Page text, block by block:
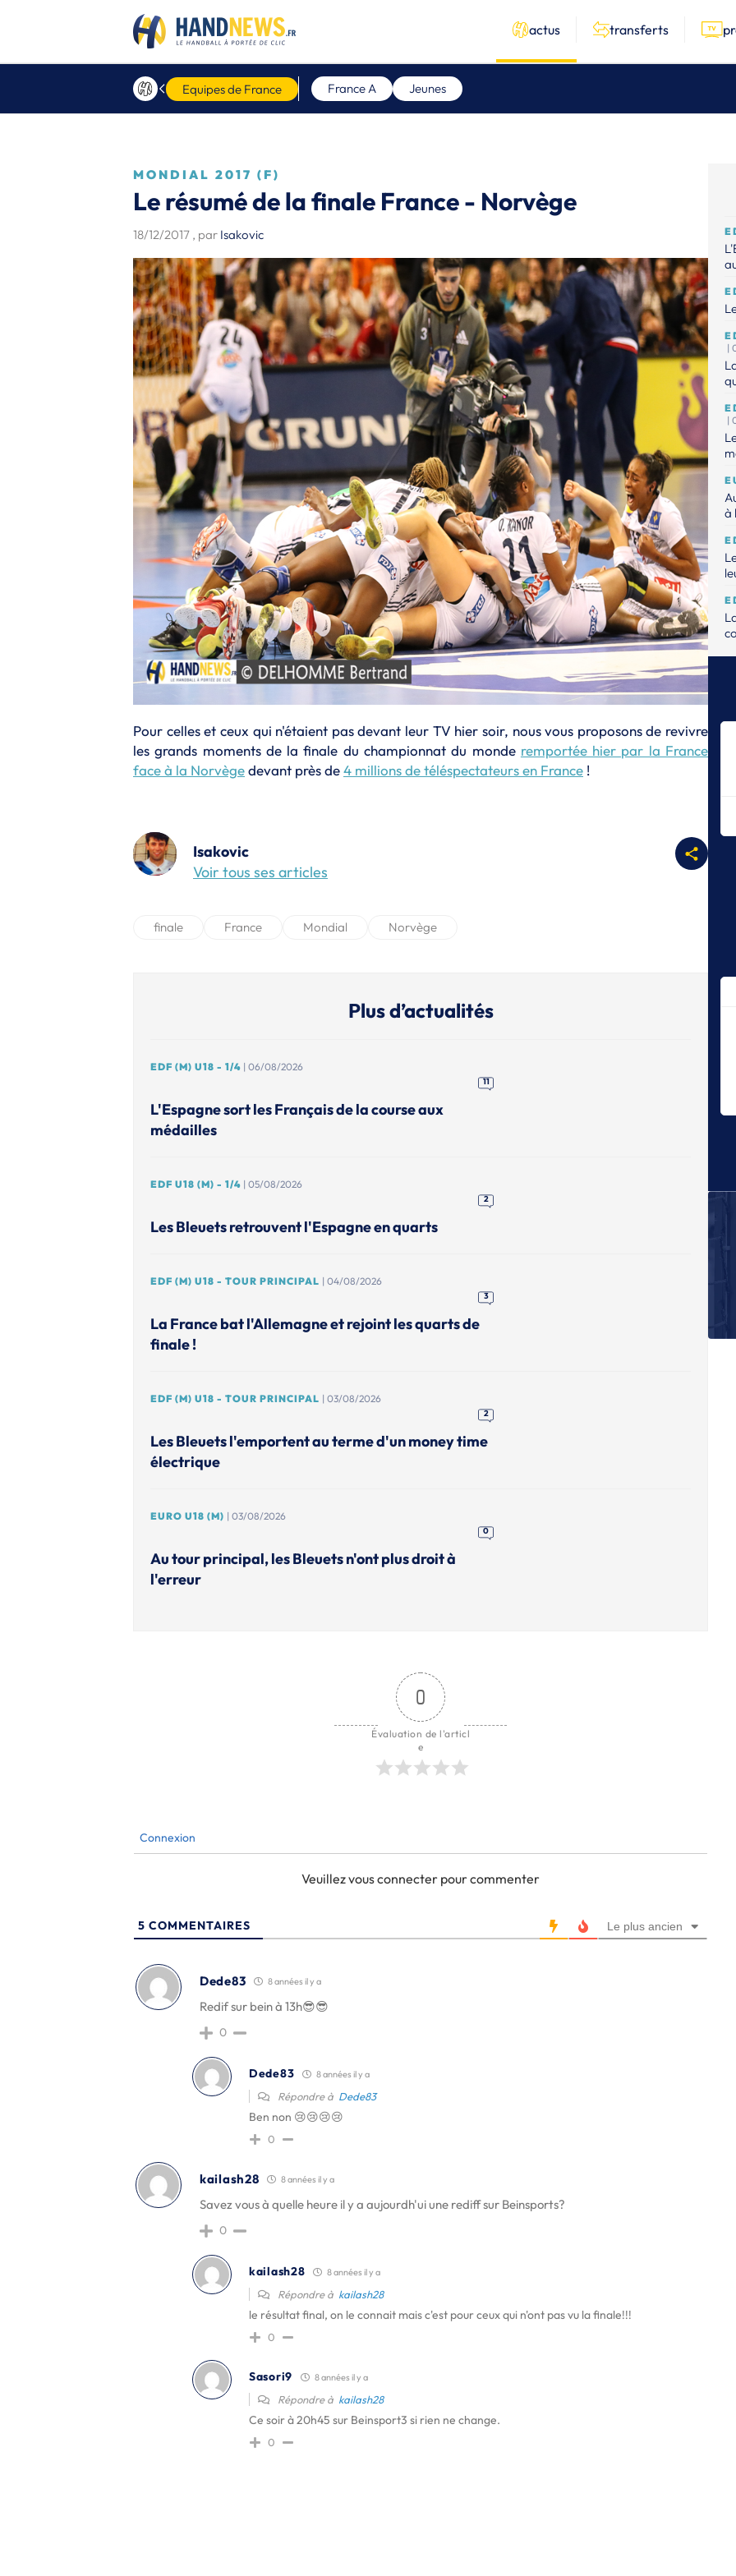
actus transferts
Equipes de France France A Jeunes
MONDIAL 2017 (F)
Le résumé de la finale France - Norvège
18/12/2017 , par Isakovic
Pour celles et ceux qui n'étaient pas devant leur TV hier soir, nous vous proposons de revivre
les grands moments de la finale du championnat du monde remportée hier par la France
face à la Norvègedevant près de4 millions de téléspectateurs en France !
Isakovic
Voir tous ses articles
finale France Mondial Norvège
Plus d’actualités
EDF (M) U18 - 1/4 | 06/08/2026
11
L'Espagne sort les Français de la course aux
médailles
EDF U18 (M) - 1/4 | 05/08/2026
2
Les Bleuets retrouvent l'Espagne en quarts
EDF (M) U18 - TOUR PRINCIPAL | 04/08/2026
3
La France bat l'Allemagne et rejoint les quarts de
finale !
EDF (M) U18 - TOUR PRINCIPAL | 03/08/2026
2
Les Bleuets l'emportent au terme d'un money time
électrique
EURO U18 (M) | 03/08/2026
0
Au tour principal, les Bleuets n'ont plus droit à
l'erreur
0
Évaluation de l'articl
e
Connexion
Veuillez vous connecter pour commenter
5 COMMENTAIRES Le plus ancien
Dede83 8 années il y a
Redif sur bein à 13h😎😎
0
Dede83 8 années il y a
Répondre à Dede83
Ben non 😢😢😢😢
0
kailash28 8 années il y a
Savez vous à quelle heure il y a aujourdh'ui une rediff sur Beinsports?
0
kailash28 8 années il y a
Répondre à kailash28
le résultat final, on le connait mais c'est pour ceux qui n'ont pas vu la finale!!!
0
Sasori9 8 années il y a
Répondre à kailash28
Ce soir à 20h45 sur Beinsport3 si rien ne change.
0
|
|
à